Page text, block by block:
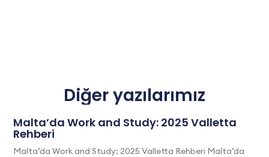
Diğer yazılarımız
Malta’da Work and Study: 2025 Valletta
Rehberi
Malta’da Work and Study: 2025 Valletta Rehberi Malta’da